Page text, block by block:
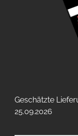
Geschätzte
25.09.2026